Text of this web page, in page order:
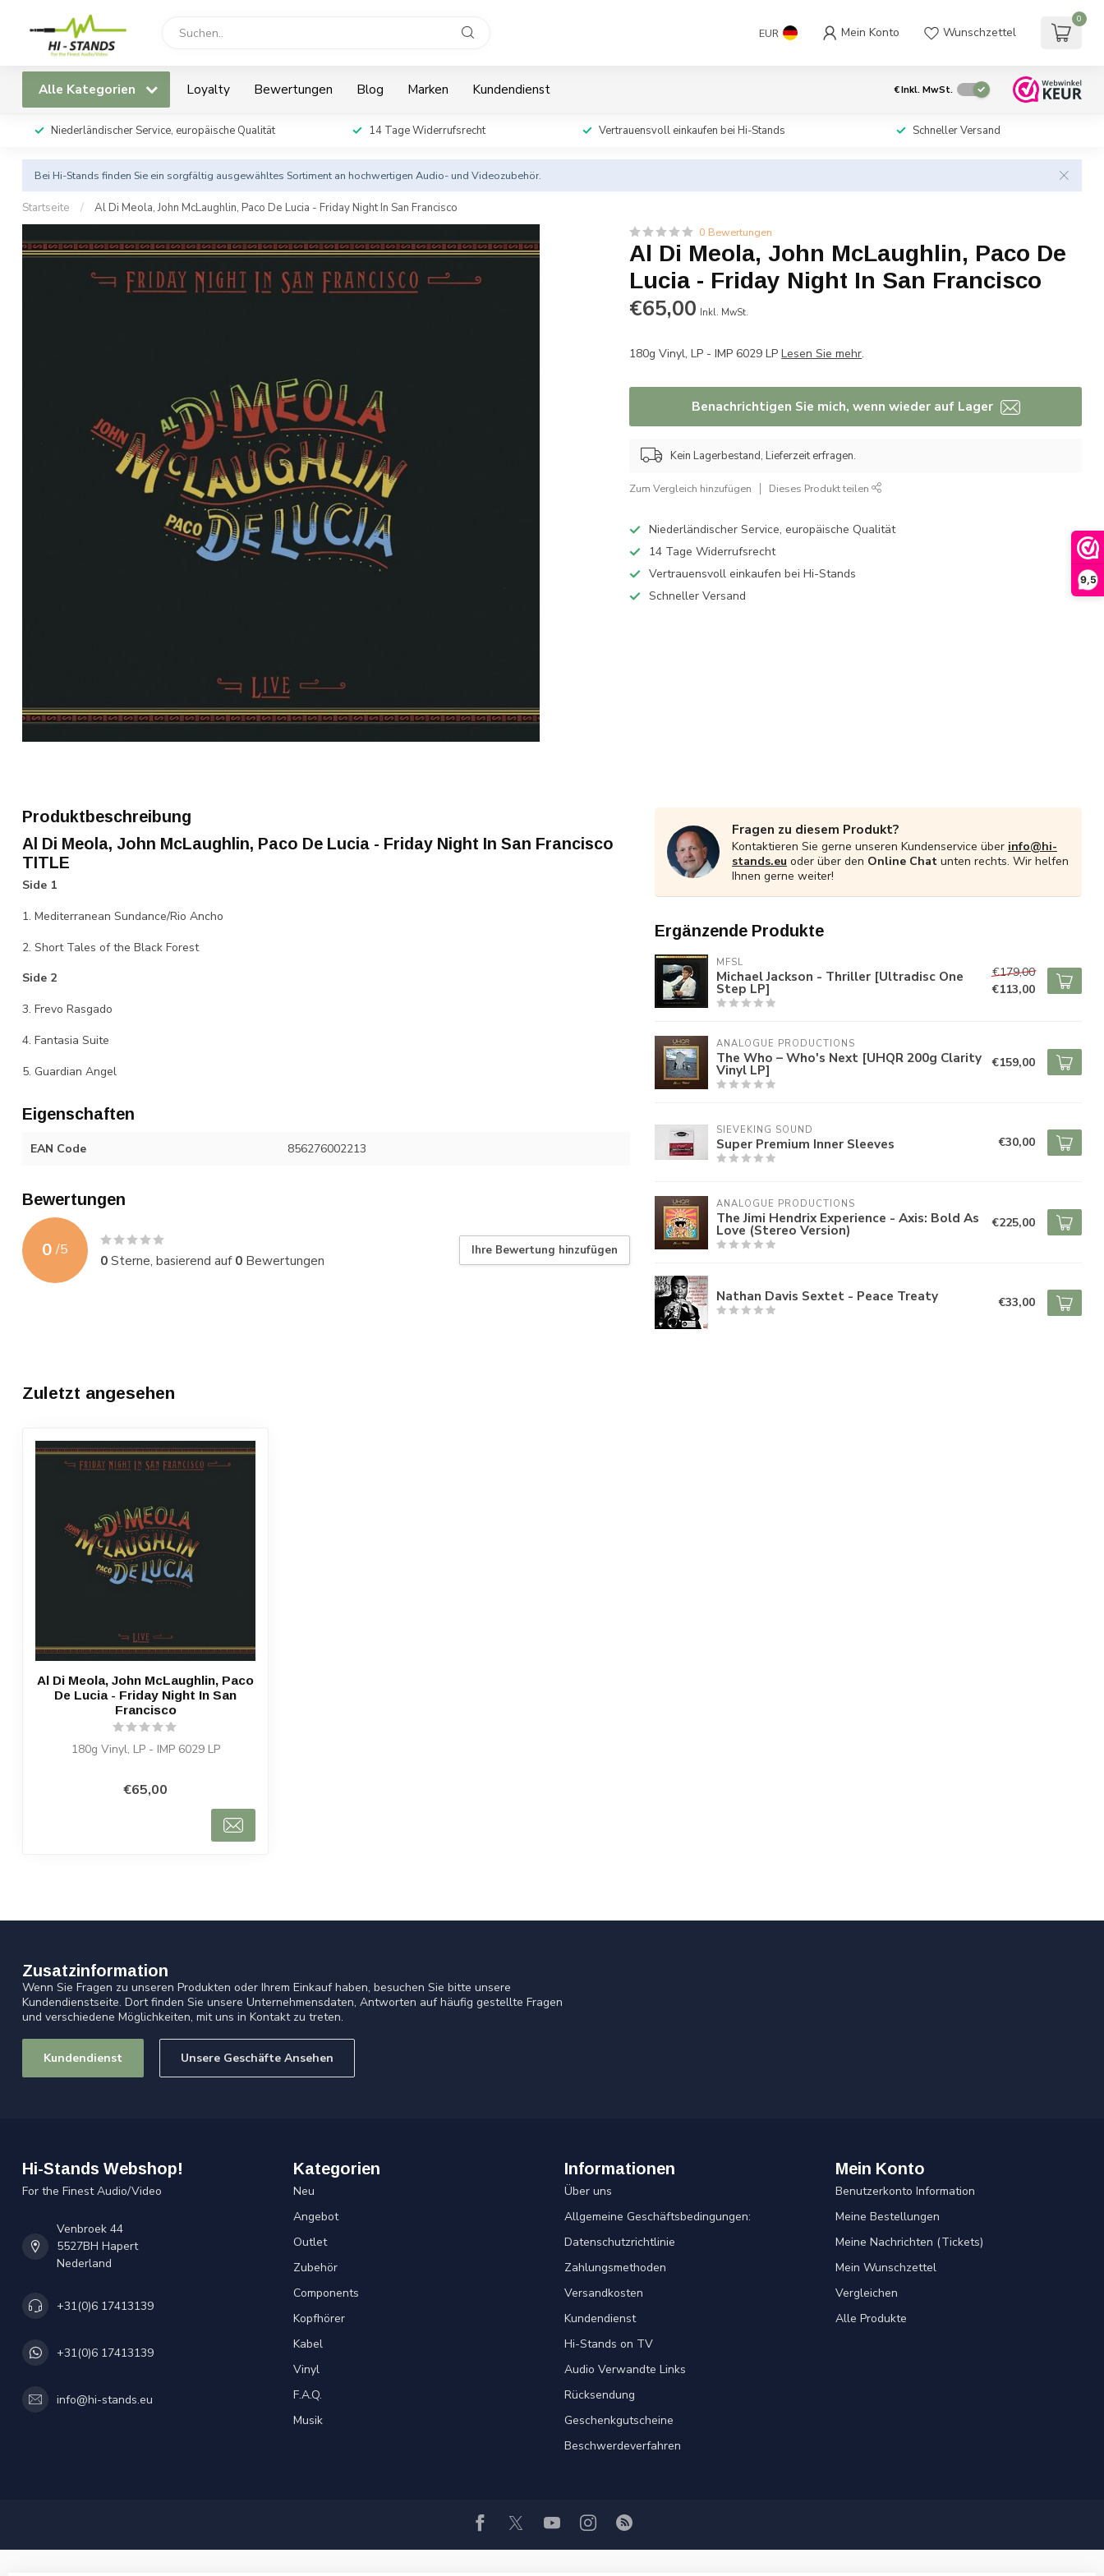
9,5
EUR Mein Konto Wunschzettel
0
Alle Kategorien Loyalty Bewertungen Blog Marken Kundendienst €Inkl. MwSt.
Niederländischer Service, europäische Qualität 14 Tage Widerrufsrecht Vertrauensvoll einkaufen bei Hi-Stands Schneller Versand
Bei Hi-Stands finden Sie ein sorgfältig ausgewähltes Sortiment an hochwertigen Audio- und Videozubehör.
Startseite / Al Di Meola, John McLaughlin, Paco De Lucia - Friday Night In San Francisco
0 Bewertungen
Al Di Meola, John McLaughlin, Paco De
Lucia - Friday Night In San Francisco
€65,00 Inkl. MwSt.
180g Vinyl, LP - IMP 6029 LPLesen Sie mehr.
Benachrichtigen Sie mich, wenn wieder auf Lager
Kein Lagerbestand, Lieferzeit erfragen.
Zum Vergleich hinzufügen Dieses Produkt teilen
Niederländischer Service, europäische Qualität
14 Tage Widerrufsrecht
Vertrauensvoll einkaufen bei Hi-Stands
Schneller Versand
Produktbeschreibung
Al Di Meola, John McLaughlin, Paco De Lucia - Friday Night In San Francisco
TITLE
Side 1
1. Mediterranean Sundance/Rio Ancho
2. Short Tales of the Black Forest
Side 2
3. Frevo Rasgado
4. Fantasia Suite
5. Guardian Angel
Eigenschaften
EAN Code 856276002213
Bewertungen
0 /5
0Sterne, basierend auf0 Bewertungen
Ihre Bewertung hinzufügen
Fragen zu diesem Produkt?
Kontaktieren Sie gerne unseren Kundenservice über info@hi-
stands.eu oder über den Online Chat unten rechts. Wir helfen
Ihnen gerne weiter!
Ergänzende Produkte
MFSL
Michael Jackson - Thriller [Ultradisc One
Step LP]
€179,00
€113,00
ANALOGUE PRODUCTIONS
The Who – Who's Next [UHQR 200g Clarity
Vinyl LP] €159,00
SIEVEKING SOUND
Super Premium Inner Sleeves €30,00
ANALOGUE PRODUCTIONS
The Jimi Hendrix Experience - Axis: Bold As
Love (Stereo Version) €225,00
Nathan Davis Sextet - Peace Treaty €33,00
Zuletzt angesehen
Al Di Meola, John McLaughlin, Paco
De Lucia - Friday Night In San
Francisco
180g Vinyl, LP - IMP 6029 LP
€65,00
Zusatzinformation
Wenn Sie Fragen zu unseren Produkten oder Ihrem Einkauf haben, besuchen Sie bitte unsere
Kundendienstseite. Dort finden Sie unsere Unternehmensdaten, Antworten auf häufig gestellte Fragen
und verschiedene Möglichkeiten, mit uns in Kontakt zu treten.
Kundendienst Unsere Geschäfte Ansehen
Hi-Stands Webshop!
For the Finest Audio/Video
Venbroek 44
5527BH Hapert
Nederland
+31(0)6 17413139
+31(0)6 17413139
info@hi-stands.eu
Kategorien
Neu
Angebot
Outlet
Zubehör
Components
Kopfhörer
Kabel
Vinyl
F.A.Q.
Musik
Informationen
Über uns
Allgemeine Geschäftsbedingungen:
Datenschutzrichtlinie
Zahlungsmethoden
Versandkosten
Kundendienst
Hi-Stands on TV
Audio Verwandte Links
Rücksendung
Geschenkgutscheine
Beschwerdeverfahren
Mein Konto
Benutzerkonto Information
Meine Bestellungen
Meine Nachrichten (Tickets)
Mein Wunschzettel
Vergleichen
Alle Produkte